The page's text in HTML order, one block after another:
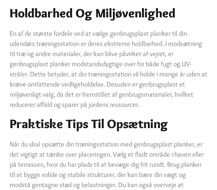
Holdbarhed Og Miljøvenlighed
En af de største fordele ved at vælge genbrugsplast planker til din
udendørs træningsstation er deres ekstreme holdbarhed. I modsætning
til træ og andre materialer, der kan blive påvirket af vejret, er
genbrugsplast planker modstandsdygtige over for både fugt og UV-
stråler. Dette betyder, at din træningsstation vil holde i mange år uden at
kræve omfattende vedligeholdelse. Desuden er genbrugsplast et
miljøvenligt valg, da det er fremstillet af genbrugsmaterialer, hvilket
reducerer affald og sparer på jordens ressourcer.
Praktiske Tips Til Opsætning
Når du skal opsætte din træningsstation med genbrugsplast planker, er
det vigtigt at tænke over placeringen. Vælg et fladt område i haven eller
på terrassen, hvor du har plads til at bevæge dig frit rundt. Brug planker
til at bygge solide og stabile strukturer, der kan bære din vægt og
modstå gentagne stød og belastninger. Du kan også overveje at